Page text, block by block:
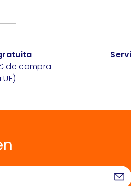
de compra